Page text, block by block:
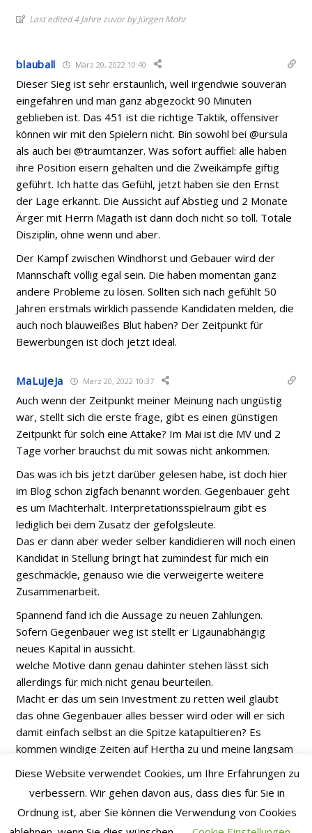
Last edited 4 Jahre zuvor by Jürgen Mohr
blauball März 20, 2022 10:40
Dieser Sieg ist sehr erstaunlich, weil irgendwie souverän
eingefahren und man ganz abgezockt 90 Minuten
geblieben ist. Das 451 ist die richtige Taktik, offensiver
können wir mit den Spielern nicht. Bin sowohl bei @ursula
als auch bei @traumtänzer. Was sofort auffiel: alle haben
ihre Position eisern gehalten und die Zweikämpfe giftig
geführt. Ich hatte das Gefühl, jetzt haben sie den Ernst
der Lage erkannt. Die Aussicht auf Abstieg und 2 Monate
Ärger mit Herrn Magath ist dann doch nicht so toll. Totale
Disziplin, ohne wenn und aber.
Der Kampf zwischen Windhorst und Gebauer wird der
Mannschaft völlig egal sein. Die haben momentan ganz
andere Probleme zu lösen. Sollten sich nach gefühlt 50
Jahren erstmals wirklich passende Kandidaten melden, die
auch noch blauweißes Blut haben? Der Zeitpunkt für
Bewerbungen ist doch jetzt ideal.
MaLuJeJa März 20, 2022 10:37
Auch wenn der Zeitpunkt meiner Meinung nach ungüstig
war, stellt sich die erste frage, gibt es einen günstigen
Zeitpunkt für solch eine Attake? Im Mai ist die MV und 2
Tage vorher brauchst du mit sowas nicht ankommen.
Das was ich bis jetzt darüber gelesen habe, ist doch hier
im Blog schon zigfach benannt worden. Gegenbauer geht
es um Machterhalt. Interpretationsspielraum gibt es
lediglich bei dem Zusatz der gefolgsleute.
Das er dann aber weder selber kandidieren will noch einen
Kandidat in Stellung bringt hat zumindest für mich ein
geschmäckle, genauso wie die verweigerte weitere
Zusammenarbeit.
Spannend fand ich die Aussage zu neuen Zahlungen.
Sofern Gegenbauer weg ist stellt er Ligaunabhängig
neues Kapital in aussicht.
welche Motive dann genau dahinter stehen lässt sich
allerdings für mich nicht genau beurteilen.
Macht er das um sein Investment zu retten weil glaubt
das ohne Gegenbauer alles besser wird oder will er sich
damit einfach selbst an die Spitze katapultieren? Es
kommen windige Zeiten auf Hertha zu und meine langsam
Aber vielleicht halten wir die Klasse, Gegenbauer wird
abgewählt, Windhorst pumpt einen weiteren Haarland in
Diese Website verwendet Cookies, um Ihre Erfahrungen zu
verbessern. Wir gehen davon aus, dass dies für Sie in
Ordnung ist, aber Sie können die Verwendung von Cookies